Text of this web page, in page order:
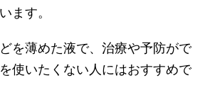
ます。
を薄めた液で、治療や予防がで
使いたくない人にはおすすめで